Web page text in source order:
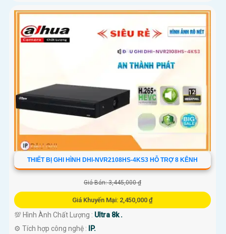
THIẾT BỊ GHI HÌNH DHI-NVR2108HS-4KS3 HỖ TRỢ 8 KÊNH
Giá Bán: 3,445,000 ₫
Giá Khuyến Mại: 2,450,000 ₫
💯 Hình Ành Chất Lượng : Ultra 8k .
⚙ Tích hợp công nghệ :
IP.